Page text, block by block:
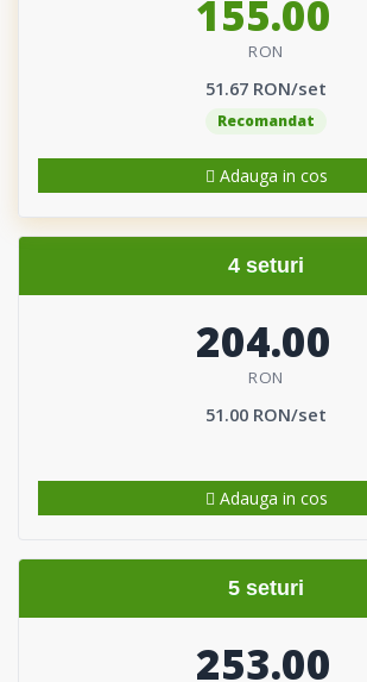
155.00
RON
51.67 RON/set
Recomandat
Adauga in cos
4 seturi
204.00
RON
51.00 RON/set
Adauga in cos
5 seturi
253.00